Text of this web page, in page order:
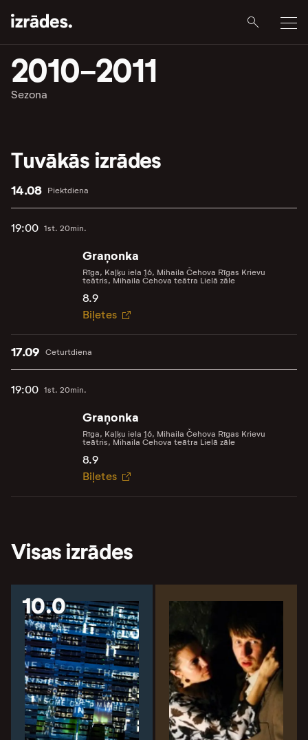
2010-2011
Sezona
Tuvākās izrādes
Piektdiena
14.08
19:00 1st. 20min.
Graņonka
Rīga, Kaļķu iela 16, Mihaila Čehova Rīgas Krievu
teātris, Mihaila Čehova teātra Lielā zāle
8.9
Biļetes
Ceturtdiena
17.09
19:00 1st. 20min.
Graņonka
Rīga, Kaļķu iela 16, Mihaila Čehova Rīgas Krievu
teātris, Mihaila Čehova teātra Lielā zāle
8.9
Biļetes
Visas izrādes
10.0